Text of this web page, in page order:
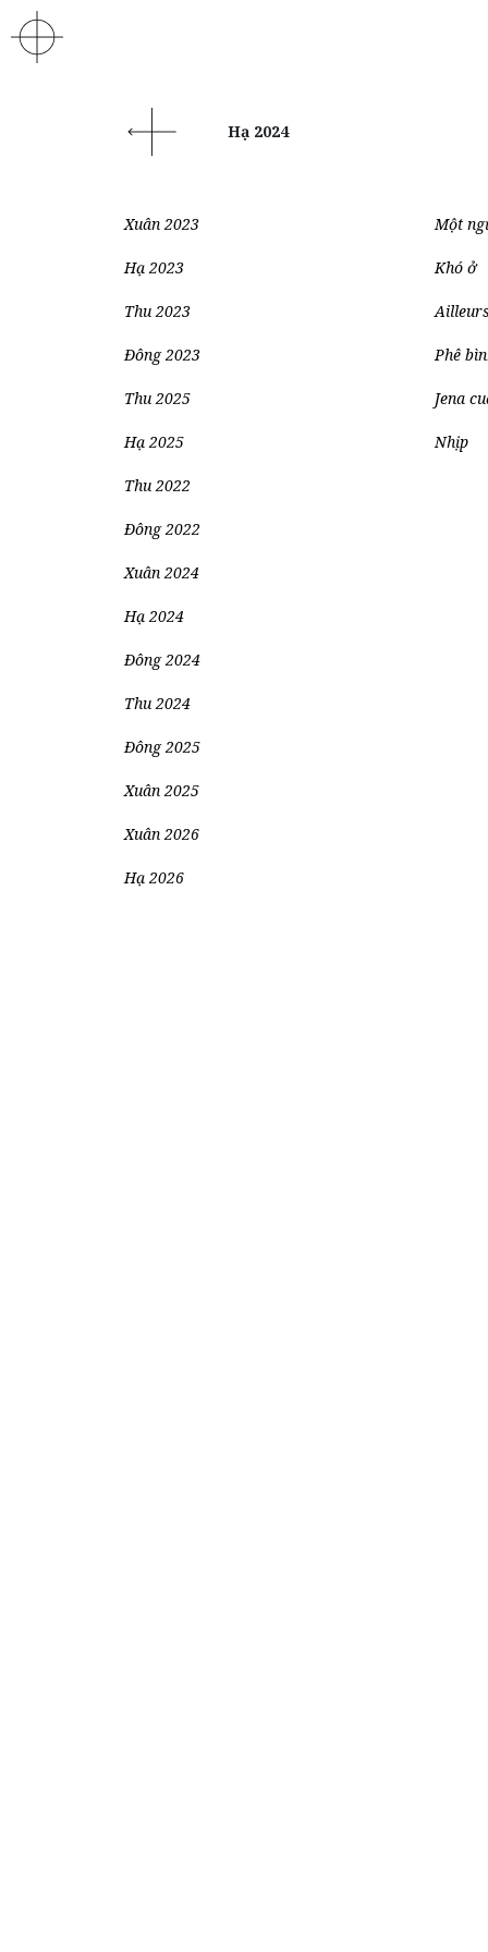
Hạ 2024
Xuân 2023
Hạ 2023
Thu 2023
Đông 2023
Thu 2025
Hạ 2025
Thu 2022
Đông 2022
Xuân 2024
Hạ 2024
Đông 2024
Thu 2024
Đông 2025
Xuân 2025
Xuân 2026
Hạ 2026
Một
Khó ở
Ailleurs
Phê
Jena
Nhịp